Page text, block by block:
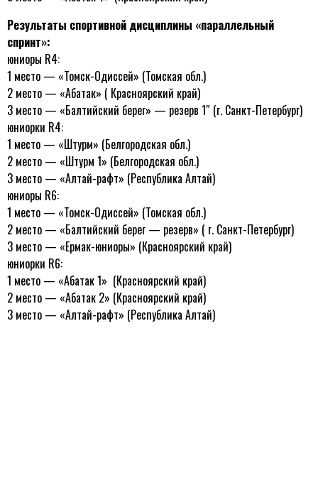
Результаты спортивной дисциплины «параллельный
спринт»:
юниоры R4:
1 место — «Томск-Одиссей» (Томская обл.)
2 место — «Абатак» ( Красноярский край)
3 место — «Балтийский берег» — резерв 1″ (г. Санкт-Петербург)
юниорки R4:
1 место — «Штурм» (Белгородская обл.)
2 место — «Штурм 1» (Белгородская обл.)
3 место — «Алтай-рафт» (Республика Алтай)
юниоры R6:
1 место — «Томск-Одиссей» (Томская обл.)
2 место — «Балтийский берег — резерв» ( г. Санкт-Петербург)
3 место — «Ермак-юниоры» (Красноярский край)
юниорки R6:
1 место — «Абатак 1» (Красноярский край)
2 место — «Абатак 2» (Красноярский край)
3 место — «Алтай-рафт» (Республика Алтай)